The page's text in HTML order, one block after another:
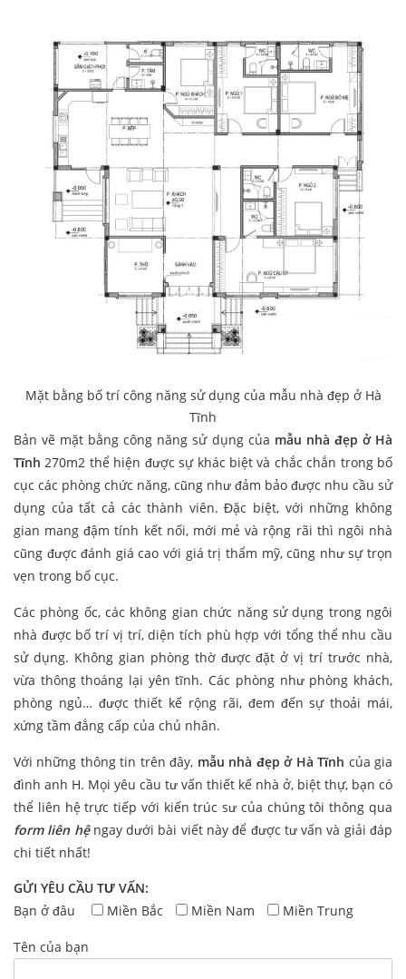
Mặt bằng bố trí công năng sử dụng của mẫu nhà đẹp ở Hà
Tĩnh
Bản vẽ mặt bằng công năng sử dụng của mẫu nhà đẹp ở Hà
Tĩnh 270m2 thể hiện được sự khác biệt và chắc chắn trong bố
cục các phòng chức năng, cũng như đảm bảo được nhu cầu sử
dụng của tất cả các thành viên. Đặc biệt, với những không
gian mang đậm tính kết nối, mới mẻ và rộng rãi thì ngôi nhà
cũng được đánh giá cao với giá trị thẩm mỹ, cũng như sự trọn
vẹn trong bố cục.
Các phòng ốc, các không gian chức năng sử dụng trong ngôi
nhà được bố trí vị trí, diện tích phù hợp với tổng thể nhu cầu
sử dụng. Không gian phòng thờ được đặt ở vị trí trước nhà,
vừa thông thoáng lại yên tĩnh. Các phòng như phòng khách,
phòng ngủ… được thiết kế rộng rãi, đem đến sự thoải mái,
xứng tầm đẳng cấp của chủ nhân.
Với những thông tin trên đây, mẫu nhà đẹp ở Hà Tĩnh của gia
đình anh H. Mọi yêu cầu tư vấn thiết kế nhà ở, biệt thự, bạn có
thể liên hệ trực tiếp với kiến trúc sư của chúng tôi thông qua
form liên hệ ngay dưới bài viết này để được tư vấn và giải đáp
chi tiết nhất!
GỬI YÊU CẦU TƯ VẤN:
Bạn ở đâu
Miền Bắc Miền Nam Miền Trung
Tên của bạn